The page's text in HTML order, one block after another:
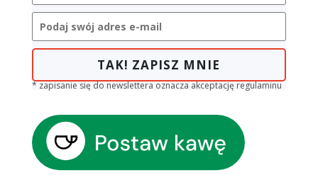
TAK! ZAPISZ MNIE
* zapisanie się do newslettera oznacza akceptację regulaminu